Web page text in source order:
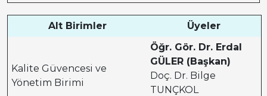
Alt Birimler Üyeler
Kalite Güvencesi ve
Yönetim Birimi
Öğr. Gör. Dr. Erdal
GÜLER (Başkan)
Doç. Dr. Bilge
TUNÇKOL